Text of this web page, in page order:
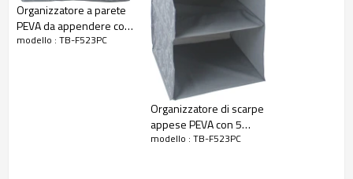
Organizzatore a parete
PEVA da appendere con
16 tasche
modello : TB-F523PC
Organizzatore di scarpe
appese PEVA con 5
scomparti
modello : TB-F523PC